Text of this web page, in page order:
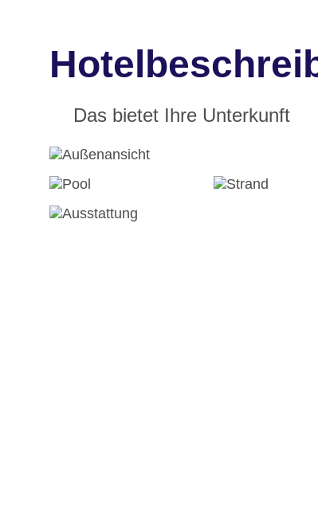
Das bietet Ihre Unterkunft